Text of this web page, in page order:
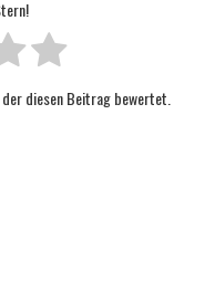
diesen Beitrag bewertet.